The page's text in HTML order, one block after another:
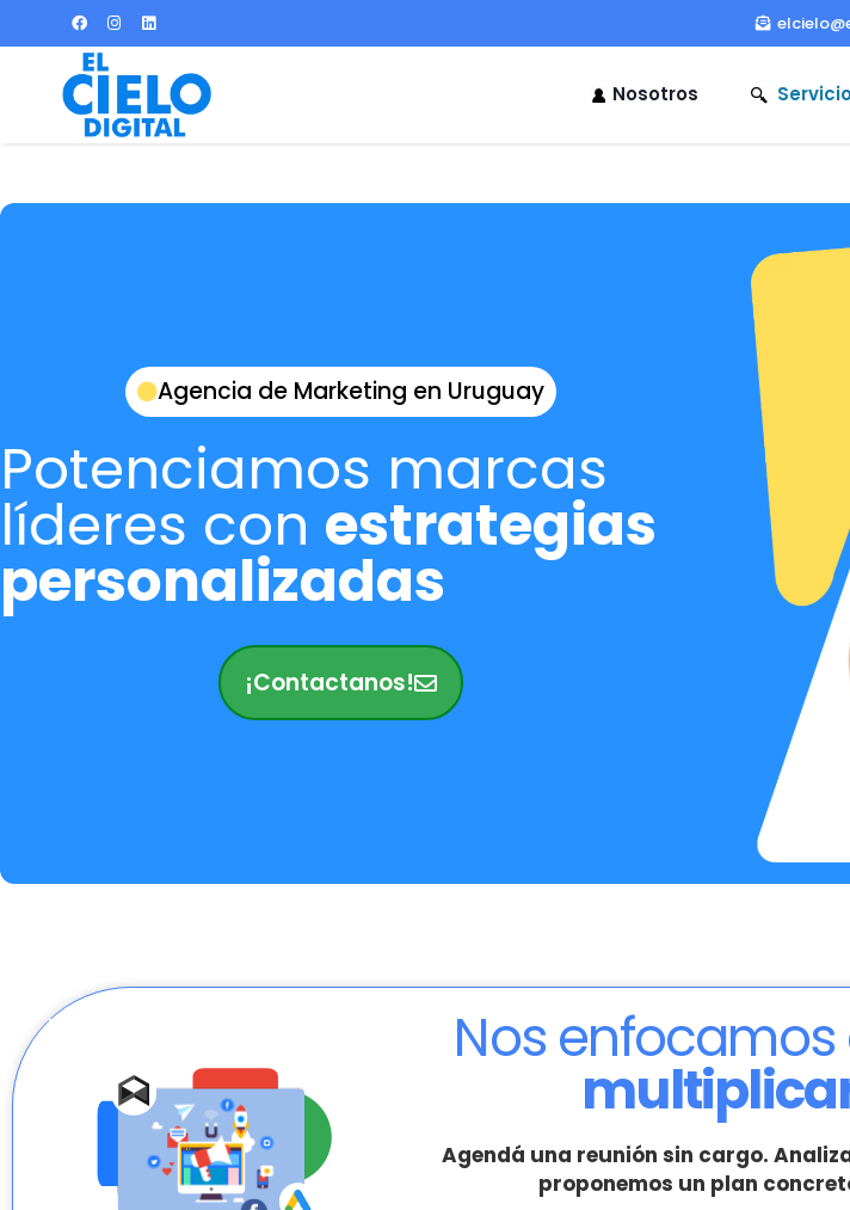
Nosotros
Agencia de Marketing en Uruguay
Potenciamos marcas
líderes con estrategias
personalizadas
¡Contactanos!
Nos
Agendá una reunión sin cargo.
proponemos un plan